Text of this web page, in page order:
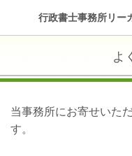
行政書士事務所リー
よ
当事務所にお寄せいた
す。